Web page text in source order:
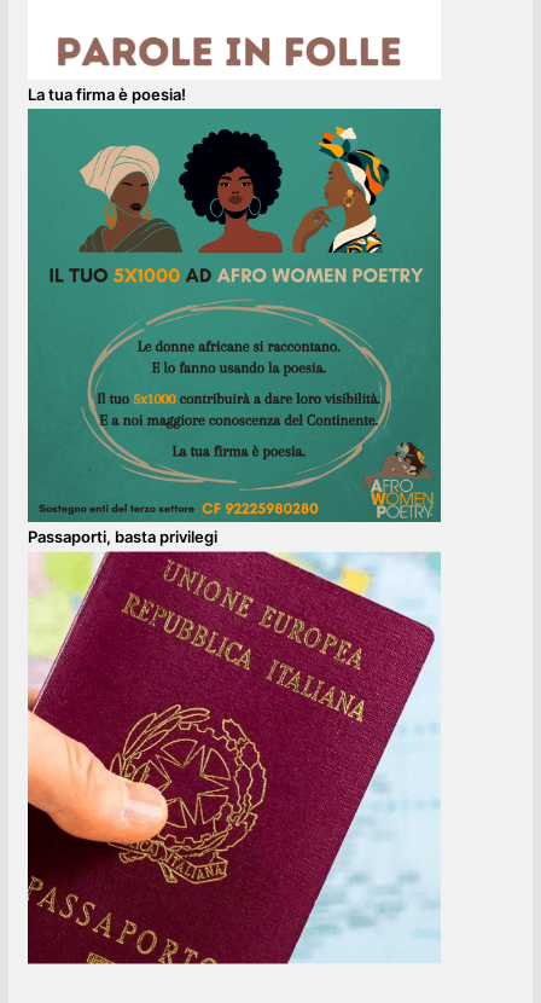
La tua firma è poesia!
Passaporti, basta privilegi